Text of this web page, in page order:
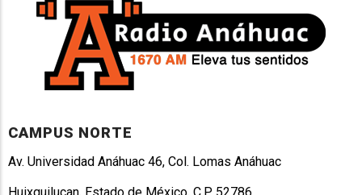
CAMPUS NORTE
Av. Universidad Anáhuac 46, Col. Lomas Anáhuac
Huixquilucan, Estado de México, C.P. 52786.